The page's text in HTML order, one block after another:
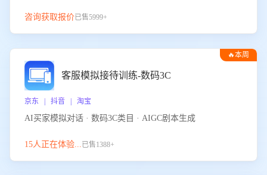
咨询获取报价已售5999+
🔥本周
客服模拟接待训练-数码3C
京东 | 抖音 | 淘宝
AI买家模拟对话 · 数码3C类目 · AIGC剧本生成
15人正在体验...已售1388+